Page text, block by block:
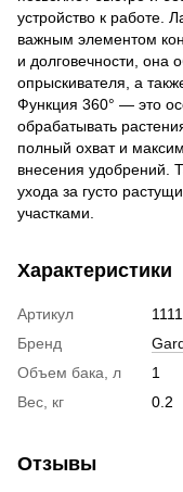
устройство к работе.
важным элементом
и долговечности, она
опрыскивателя, а
Функция 360° — это
обрабатывать
полный охват и
внесения удобрений.
ухода за густо
участками.
Характеристики
Артикул
Бренд
Объем бака, л
1
Вес, кг
0.2
Отзывы